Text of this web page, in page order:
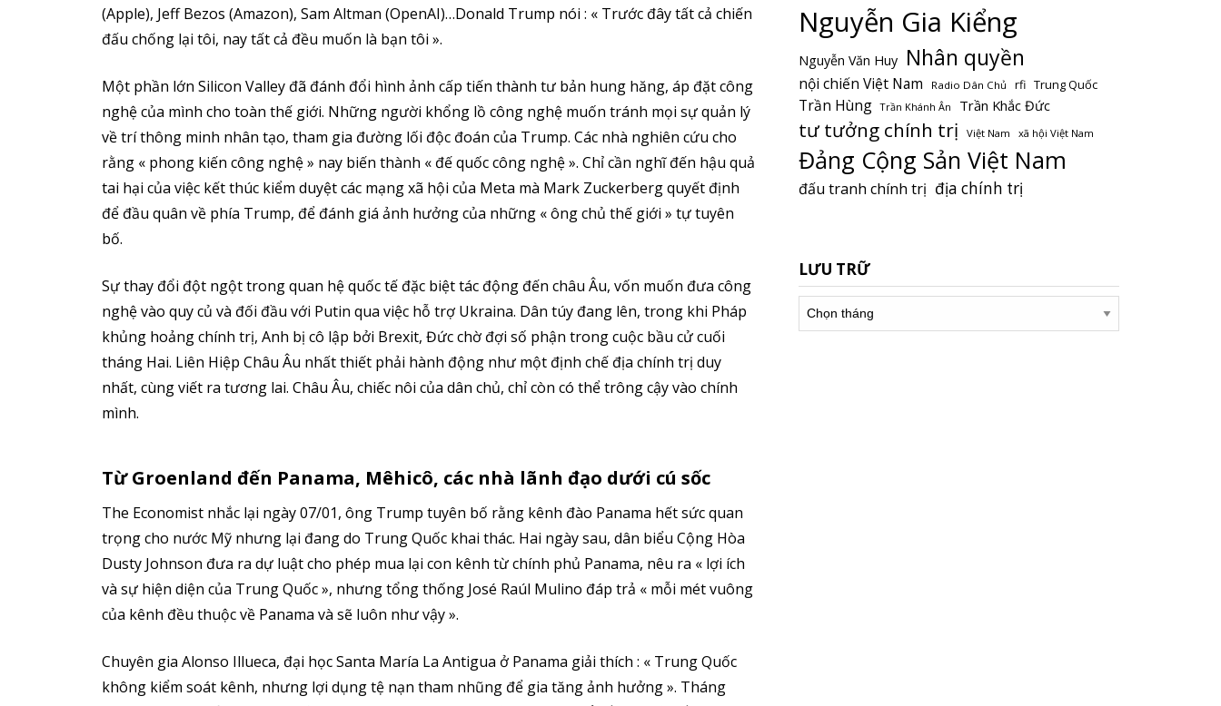
(Apple), Jeff Bezos (Amazon), Sam Altman (OpenAI)…Donald Trump nói : « Trước đây tất cả chiến
đấu chống lại tôi, nay tất cả đều muốn là bạn tôi ».
Một phần lớn Silicon Valley đã đánh đổi hình ảnh cấp tiến thành tư bản hung hăng, áp đặt công
nghệ của mình cho toàn thế giới. Những người khổng lồ công nghệ muốn tránh mọi sự quản lý
về trí thông minh nhân tạo, tham gia đường lối độc đoán của Trump. Các nhà nghiên cứu cho
rằng « phong kiến công nghệ » nay biến thành « đế quốc công nghệ ». Chỉ cần nghĩ đến hậu quả
tai hại của việc kết thúc kiểm duyệt các mạng xã hội của Meta mà Mark Zuckerberg quyết định
để đầu quân về phía Trump, để đánh giá ảnh hưởng của những « ông chủ thế giới » tự tuyên
bố.
Sự thay đổi đột ngột trong quan hệ quốc tế đặc biệt tác động đến châu Âu, vốn muốn đưa công
nghệ vào quy củ và đối đầu với Putin qua việc hỗ trợ Ukraina. Dân túy đang lên, trong khi Pháp
khủng hoảng chính trị, Anh bị cô lập bởi Brexit, Đức chờ đợi số phận trong cuộc bầu cử cuối
tháng Hai. Liên Hiệp Châu Âu nhất thiết phải hành động như một định chế địa chính trị duy
nhất, cùng viết ra tương lai. Châu Âu, chiếc nôi của dân chủ, chỉ còn có thể trông cậy vào chính
mình.
Từ Groenland đến Panama, Mêhicô, các nhà lãnh đạo dưới cú sốc
The Economist nhắc lại ngày 07/01, ông Trump tuyên bố rằng kênh đào Panama hết sức quan
trọng cho nước Mỹ nhưng lại đang do Trung Quốc khai thác. Hai ngày sau, dân biểu Cộng Hòa
Dusty Johnson đưa ra dự luật cho phép mua lại con kênh từ chính phủ Panama, nêu ra « lợi ích
và sự hiện diện của Trung Quốc », nhưng tổng thống José Raúl Mulino đáp trả « mỗi mét vuông
của kênh đều thuộc về Panama và sẽ luôn như vậy ».
Chuyên gia Alonso Illueca, đại học Santa María La Antigua ở Panama giải thích : « Trung Quốc
không kiểm soát kênh, nhưng lợi dụng tệ nạn tham nhũng để gia tăng ảnh hưởng ». Tháng
Nguyễn Gia Kiểng
Nguyễn Văn Huy Nhân quyền
nội chiến Việt Nam Radio Dân Chủ rfi Trung Quốc
Trần Hùng Trần Khánh Ân Trần Khắc Đức
tư tưởng chính trị Việt Nam xã hội Việt Nam
Đảng Cộng Sản Việt Nam
đấu tranh chính trị địa chính trị
LƯU TRỮ
Lưu
trữ